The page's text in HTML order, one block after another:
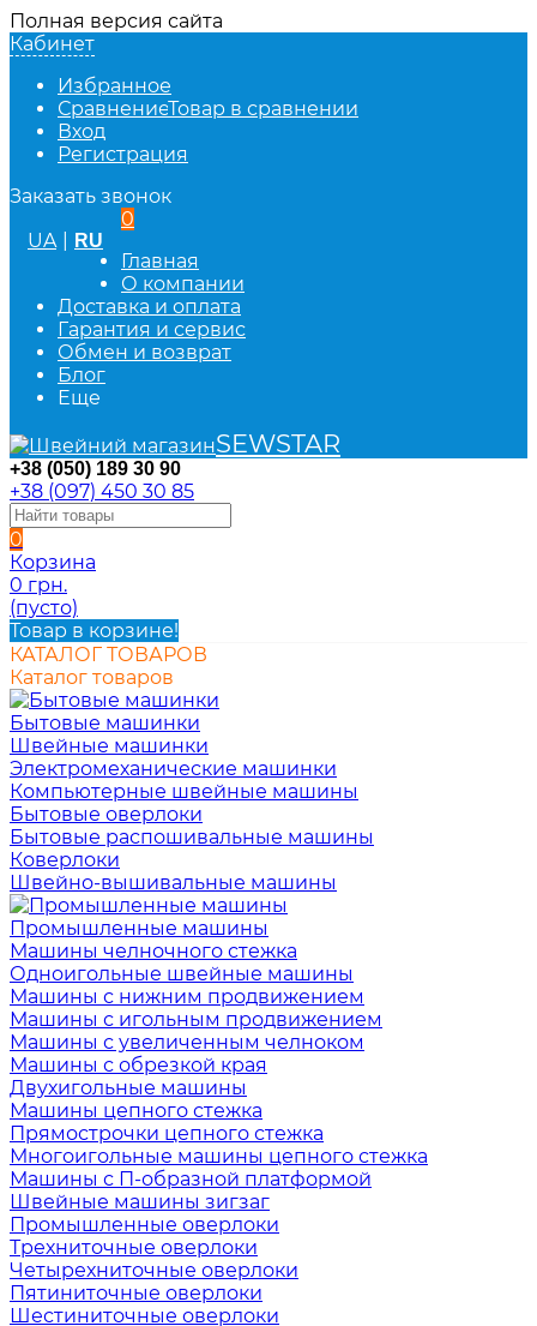
Полная версия сайта
Кабинет
Избранное
СравнениеТовар в сравнении
Вход
Регистрация
Заказать звонок
UA
RU
0
Главная
О компании
Доставка и оплата
Гарантия и сервис
Обмен и возврат
Блог
Еще
SEWSTAR
+38 (050) 189 30 90
+38 (097) 450 30 85
0
Корзина
0 грн.
(пусто)
Товар в корзине!
КАТАЛОГ ТОВАРОВ
Каталог товаров
Бытовые машинки
Швейные машинки
Электромеханические машинки
Компьютерные швейные машины
Бытовые оверлоки
Бытовые распошивальные машины
Коверлоки
Швейно-вышивальные машины
Промышленные машины
Машины челночного стежка
Одноигольные швейные машины
Машины с нижним продвижением
Машины с игольным продвижением
Машины с увеличенным челноком
Машины с обрезкой края
Двухигольные машины
Машины цепного стежка
Прямострочки цепного стежка
Многоигольные машины цепного стежка
Машины с П-образной платформой
Швейные машины зигзаг
Промышленные оверлоки
Трехниточные оверлоки
Четырехниточные оверлоки
Пятиниточные оверлоки
Шестиниточные оверлоки